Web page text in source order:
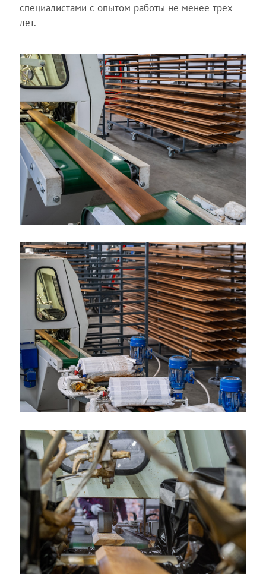
специалистами с опытом работы не менее трех
лет.